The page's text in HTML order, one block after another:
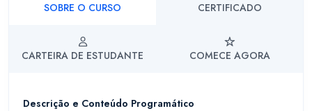
SOBRE O CURSO CERTIFICADO
CARTEIRA DE ESTUDANTE COMECE AGORA
Descrição e Conteúdo Programático